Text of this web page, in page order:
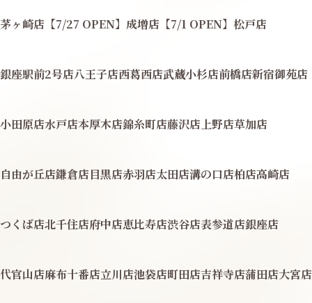
茅ヶ崎店【7/27 OPEN】 成増店【7/1 OPEN】 松戸店
銀座駅前2号店八王子店西葛西店武蔵小杉店前橋店新宿御苑店
小田原店水戸店本厚木店錦糸町店藤沢店 上野店草加店
自由が丘店鎌倉店目黒店赤羽店太田店溝の口店柏店高崎店
つくば店北千住店府中店恵比寿店渋谷店表参道店銀座店
代官山店麻布十番店立川店池袋店町田店吉祥寺店蒲田店大宮店